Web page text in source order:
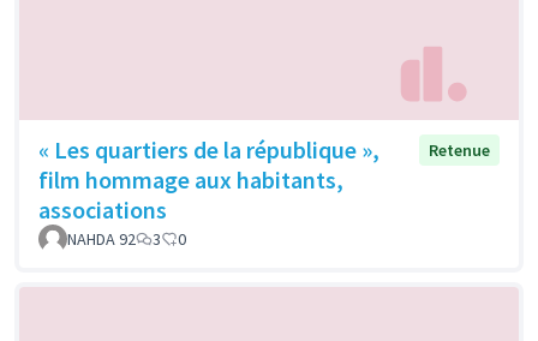
« Les quartiers de la république »,
film hommage aux habitants,
associations
Retenue
NAHDA 92 3 0